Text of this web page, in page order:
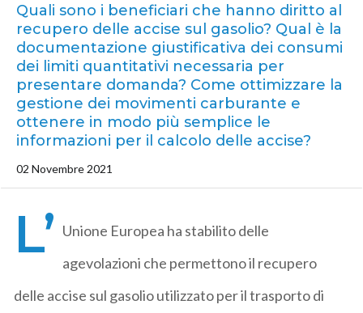
Quali sono i beneficiari che hanno diritto al
recupero delle accise sul gasolio? Qual è la
documentazione giustificativa dei consumi
dei limiti quantitativi necessaria per
presentare domanda? Come ottimizzare la
gestione dei movimenti carburante e
ottenere in modo più semplice le
informazioni per il calcolo delle accise?
02 Novembre 2021
L’ Unione Europea ha stabilito delle
agevolazioni che permettono il recupero
delle accise sul gasolio utilizzato per il trasporto di